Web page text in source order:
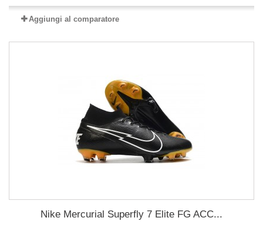
Aggiungi al comparatore
Nike Mercurial Superfly 7 Elite FG ACC...